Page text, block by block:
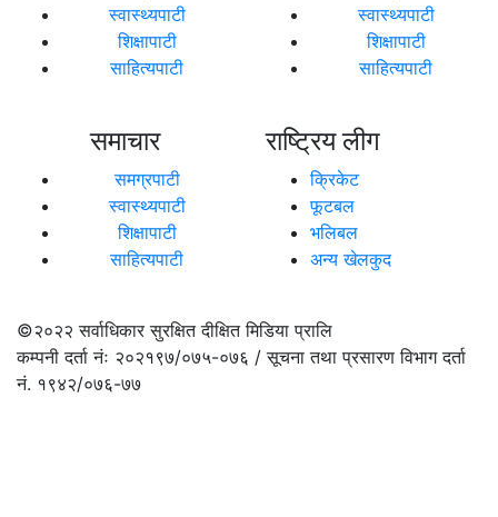
स्वास्थ्यपाटी
शिक्षापाटी
साहित्यपाटी
स्वास्थ्यपाटी
शिक्षापाटी
साहित्यपाटी
समाचार
समग्रपाटी
स्वास्थ्यपाटी
शिक्षापाटी
साहित्यपाटी
राष्ट्रिय लीग
क्रिकेट
फूटबल
भलिबल
अन्य खेलकुद
©२०२२सर्वाधिकार सुरक्षित दीक्षित मिडिया प्रालि
कम्पनी दर्ता नंः २०२१९७/०७५-०७६ / सूचना तथा प्रसारण विभाग दर्ता
नं. १९४२/०७६-७७